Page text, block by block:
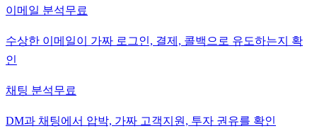
이메일 분석무료
수상한 이메일이 가짜 로그인, 결제, 콜백으로 유도하는지 확
인
채팅 분석무료
DM과 채팅에서 압박, 가짜 고객지원, 투자 권유를 확인